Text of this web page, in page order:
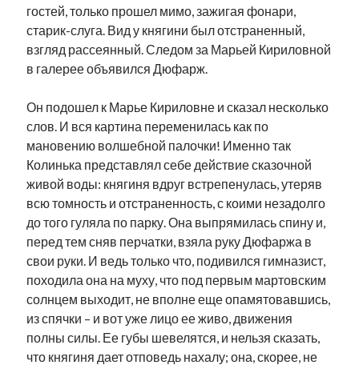
гостей, только прошел мимо, зажигая фонари,
старик-слуга. Вид у княгини был отстраненный,
взгляд рассеянный. Следом за Марьей Кириловной
в галерее объявился Дюфарж.
Он подошел к Марье Кириловне и сказал несколько
слов. И вся картина переменилась как по
мановению волшебной палочки! Именно так
Колинька представлял себе действие сказочной
живой воды: княгиня вдруг встрепенулась, утеряв
всю томность и отстраненность, с коими незадолго
до того гуляла по парку. Она выпрямилась спину и,
перед тем сняв перчатки, взяла руку Дюфаржа в
свои руки. И ведь только что, подивился гимназист,
походила она на муху, что под первым мартовским
солнцем выходит, не вполне еще опамятовавшись,
из спячки – и вот уже лицо ее живо, движения
полны силы. Ее губы шевелятся, и нельзя сказать,
что княгиня дает отповедь нахалу; она, скорее, не